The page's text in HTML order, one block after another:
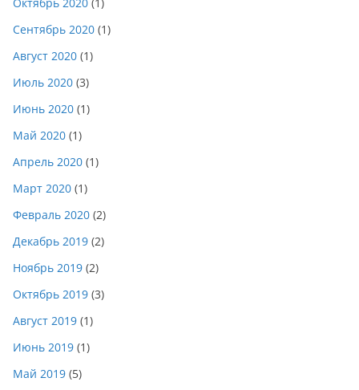
Октябрь 2020 (1)
Сентябрь 2020 (1)
Август 2020 (1)
Июль 2020 (3)
Июнь 2020 (1)
Май 2020 (1)
Апрель 2020 (1)
Март 2020 (1)
Февраль 2020 (2)
Декабрь 2019 (2)
Ноябрь 2019 (2)
Октябрь 2019 (3)
Август 2019 (1)
Июнь 2019 (1)
Май 2019 (5)